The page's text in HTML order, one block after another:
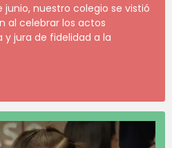
junio, nuestro colegio se vistió
al celebrar los actos
jura de fidelidad a la